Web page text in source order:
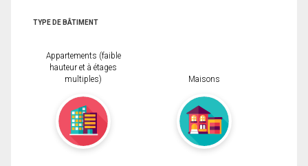
TYPE DE BÂTIMENT
Appartements (faible
hauteur et à étages
multiples)
Maisons